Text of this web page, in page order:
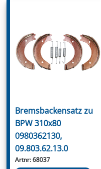
Bremsbackensatz zu
BPW 310x80
0980362130,
09.803.62.13.0
Artnr: 68037